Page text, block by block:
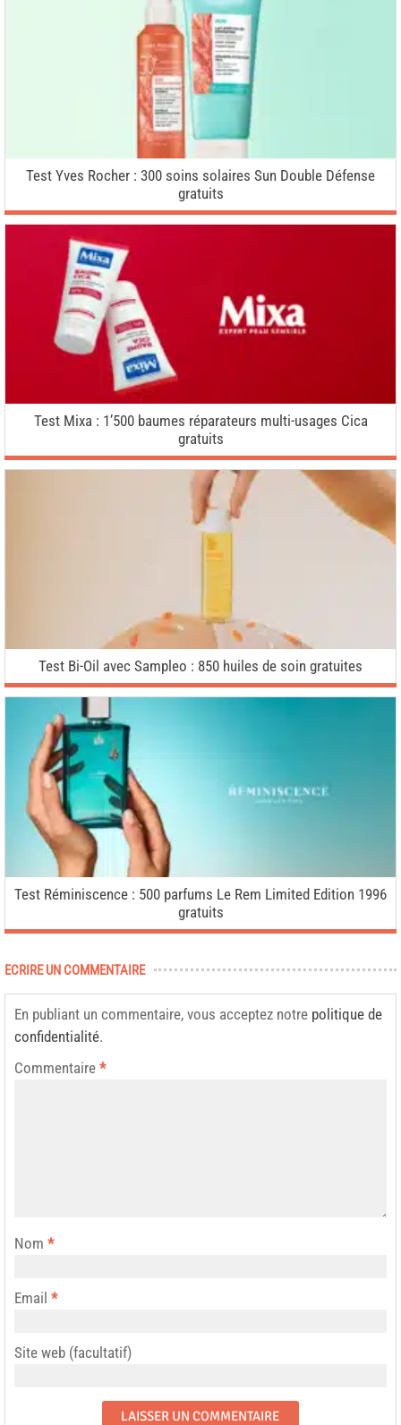
Test Yves Rocher : 300 soins solaires Sun Double Défense
gratuits
Test Mixa : 1’500 baumes réparateurs multi-usages Cica
gratuits
Test Bi-Oil avec Sampleo : 850 huiles de soin gratuites
Test Réminiscence : 500 parfums Le Rem Limited Edition 1996
gratuits
ECRIRE UN COMMENTAIRE
En publiant un commentaire, vous acceptez notre politique de
confidentialité.
Commentaire *
Nom *
Email *
Site web (facultatif)